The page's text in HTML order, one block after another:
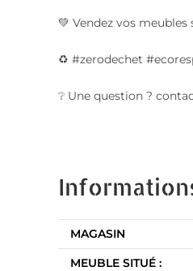
💚 Vendez vos meubles
♻️ #zerodechet
❔ Une question ?
MAGASIN
MEUBLE SITUÉ :